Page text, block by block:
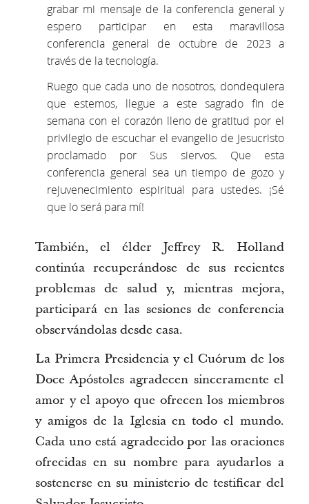
grabar mi mensaje de la conferencia general y
espero participar en esta maravillosa
conferencia general de octubre de 2023 a
través de la tecnología.
Ruego que cada uno de nosotros, dondequiera
que estemos, llegue a este sagrado fin de
semana con el corazón lleno de gratitud por el
privilegio de escuchar el evangelio de Jesucristo
proclamado por Sus siervos. Que esta
conferencia general sea un tiempo de gozo y
rejuvenecimiento espiritual para ustedes. ¡Sé
que lo será para mí!
También, el élder Jeffrey R. Holland
continúa recuperándose de sus recientes
problemas de salud y, mientras mejora,
participará en las sesiones de conferencia
observándolas desde casa.
La Primera Presidencia y el Cuórum de los
Doce Apóstoles agradecen sinceramente el
amor y el apoyo que ofrecen los miembros
y amigos de la Iglesia en todo el mundo.
Cada uno está agradecido por las oraciones
ofrecidas en su nombre para ayudarlos a
sostenerse en su ministerio de testificar del